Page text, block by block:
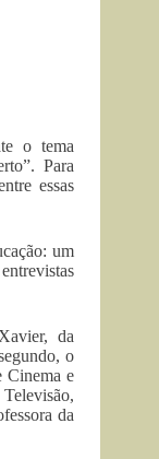
o tema
Para
essas
um
da
o
Cinema e
da